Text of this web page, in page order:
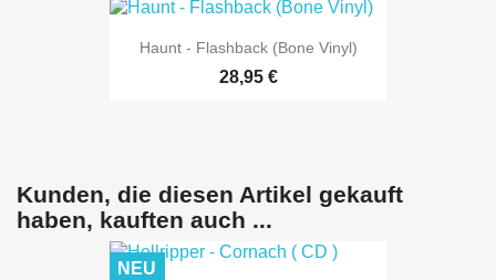
Haunt - Flashback (Bone Vinyl)
28,95 €
Kunden, die diesen Artikel gekauft
haben, kauften auch ...
NEU